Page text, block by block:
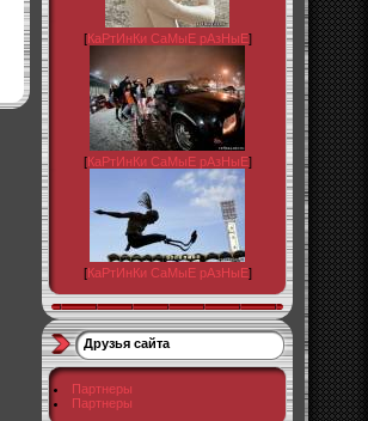
[КаРтИнКи СаМыЕ рАзНыЕ]
[КаРтИнКи СаМыЕ рАзНыЕ]
[КаРтИнКи СаМыЕ рАзНыЕ]
Друзья сайта
Партнеры
Партнеры